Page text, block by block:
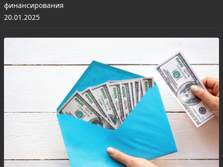
финансирования
20.01.2025